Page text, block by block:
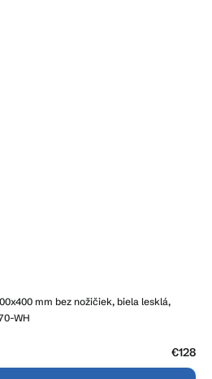
mm bez nožičiek, biela lesklá,
WH
€128